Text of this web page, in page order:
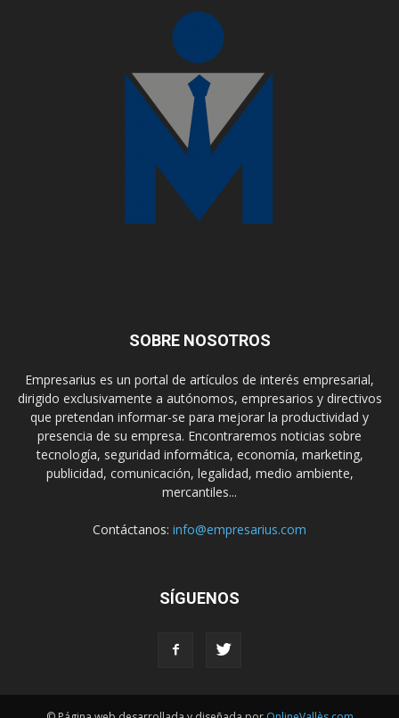
SOBRE NOSOTROS
Empresarius es un portal de artículos de interés empresarial,
dirigido exclusivamente a autónomos, empresarios y directivos
que pretendan informar-se para mejorar la productividad y
presencia de su empresa. Encontraremos noticias sobre
tecnología, seguridad informática, economía, marketing,
publicidad, comunicación, legalidad, medio ambiente,
mercantiles...
Contáctanos: info@empresarius.com
SÍGUENOS